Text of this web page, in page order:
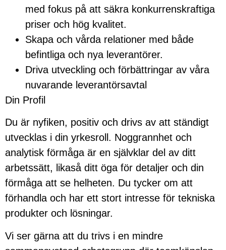
med fokus på att säkra konkurrenskraftiga
priser och hög kvalitet.
Skapa och vårda relationer med både
befintliga och nya leverantörer.
Driva utveckling och förbättringar av våra
nuvarande leverantörsavtal
Din Profil
Du är nyfiken, positiv och drivs av att ständigt
utvecklas i din yrkesroll. Noggrannhet och
analytisk förmåga är en självklar del av ditt
arbetssätt, likaså ditt öga för detaljer och din
förmåga att se helheten. Du tycker om att
förhandla och har ett stort intresse för tekniska
produkter och lösningar.
Vi ser gärna att du trivs i en mindre